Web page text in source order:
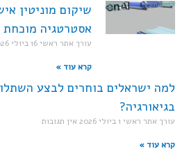
שיקום מוניטין
אסטרטגיה מוכחת
עורך אתר ראשי16 ביולי 2026
קרא עוד »
למה ישראלים בוחרים לבצע
בגיאורגיה?
עורך אתר ראשי 1 ביולי 2026 אין תגובות
קרא עוד »